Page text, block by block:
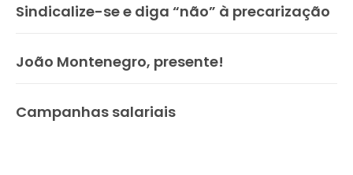
Sindicalize-se e diga “não” à precarização
João Montenegro, presente!
Campanhas salariais